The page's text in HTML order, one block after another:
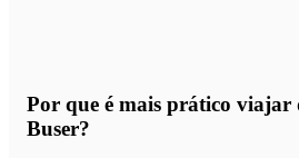
Por que é mais prático viajar
Buser?